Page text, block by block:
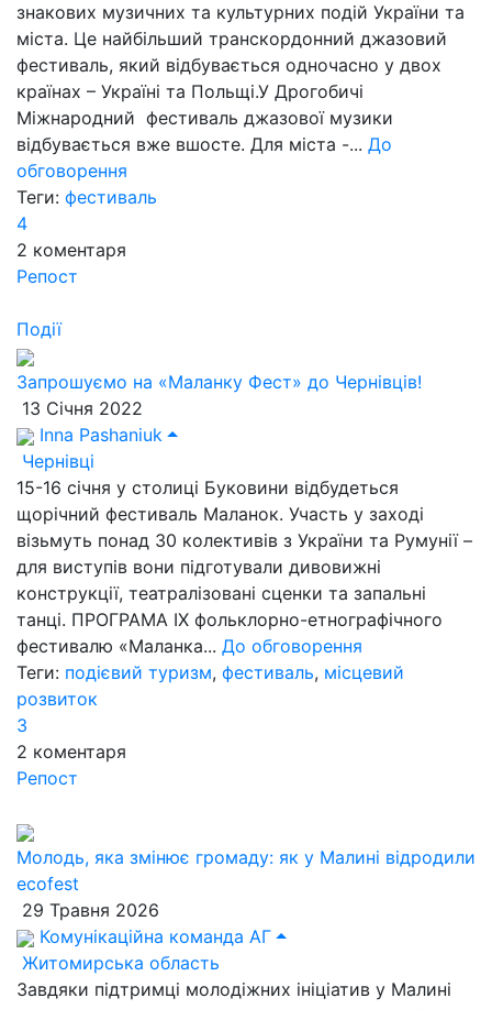
знакових музичних та культурних подій України та
міста. Це найбільший транскордонний джазовий
фестиваль, який відбувається одночасно у двох
країнах – Україні та Польщі.У Дрогобичі
Міжнародний фестиваль джазової музики
відбувається вже вшосте. Для міста -... До
обговорення
Теги: фестиваль
4
2 коментаря
Репост
Події
Запрошуємо на «Маланку Фест» до Чернівців!
13 Січня 2022
Inna Pashaniuk
Чернівці
15-16 січня у столиці Буковини відбудеться
щорічний фестиваль Маланок. Участь у заході
візьмуть понад 30 колективів з України та Румунії –
для виступів вони підготували дивовижні
конструкції, театралізовані сценки та запальні
танці. ПРОГРАМА ІХ фольклорно-етнографічного
фестивалю «Маланка... До обговорення
Теги: подієвий туризм, фестиваль, місцевий
розвиток
3
2 коментаря
Репост
Молодь, яка змінює громаду: як у Малині відродили
ecofest
29 Травня 2026
Комунікаційна команда АГ
Житомирська область
Завдяки підтримці молодіжних ініціатив у Малині